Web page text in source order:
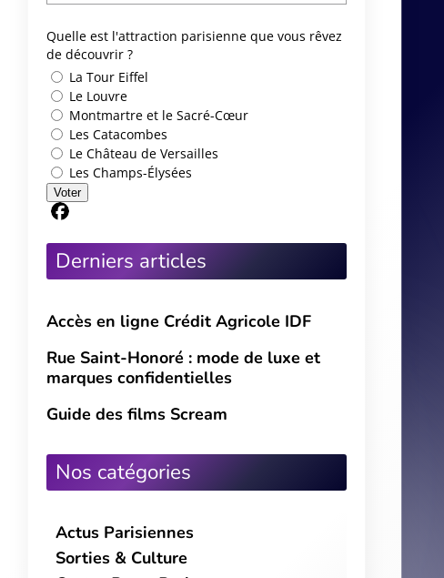
Quelle est l'attraction parisienne que vous rêvez
de découvrir ?
La Tour Eiffel
Le Louvre
Montmartre et le Sacré-Cœur
Les Catacombes
Le Château de Versailles
Les Champs-Élysées
Voter
Derniers articles
Accès en ligne Crédit Agricole IDF
Rue Saint-Honoré : mode de luxe et
marques confidentielles
Guide des films Scream
Nos catégories
Actus Parisiennes
Sorties & Culture